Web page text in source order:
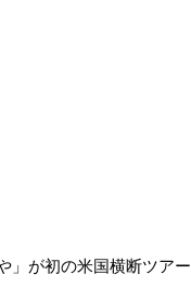
」が初の米国横断ツアー